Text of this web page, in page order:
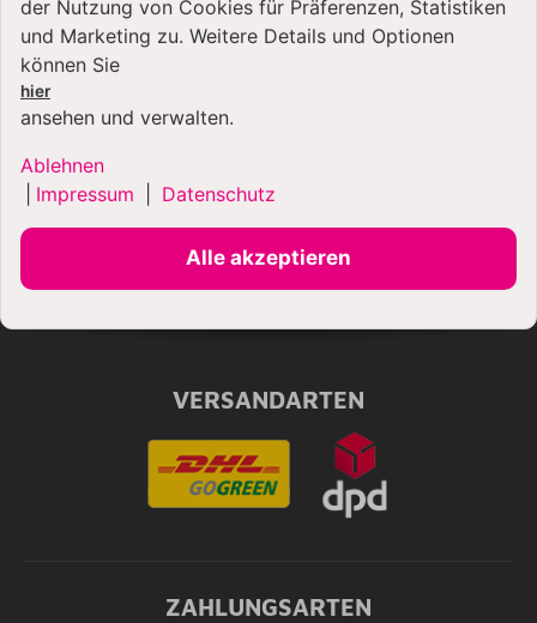
VERSANDARTEN
ZAHLUNGSARTEN
der Nutzung von Cookies für Präferenzen, Statistiken
und Marketing zu. Weitere Details und Optionen
können Sie
hier
ansehen und verwalten.
Ablehnen
Impressum Datenschutz
Alle akzeptieren